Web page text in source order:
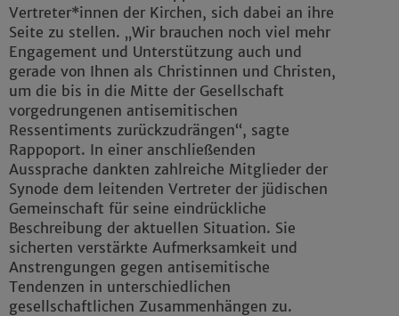
Vertreter*innen der Kirchen, sich dabei an ihre
Seite zu stellen. „Wir brauchen noch viel mehr
Engagement und Unterstützung auch und
gerade von Ihnen als Christinnen und Christen,
um die bis in die Mitte der Gesellschaft
vorgedrungenen antisemitischen
Ressentiments zurückzudrängen“, sagte
Rappoport. In einer anschließenden
Aussprache dankten zahlreiche Mitglieder der
Synode dem leitenden Vertreter der jüdischen
Gemeinschaft für seine eindrückliche
Beschreibung der aktuellen Situation. Sie
sicherten verstärkte Aufmerksamkeit und
Anstrengungen gegen antisemitische
Tendenzen in unterschiedlichen
gesellschaftlichen Zusammenhängen zu.